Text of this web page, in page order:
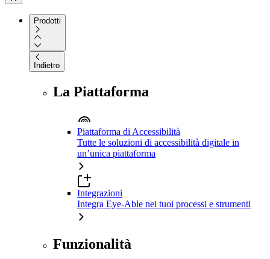
Prodotti
Indietro
La Piattaforma
Piattaforma di Accessibilità
Tutte le soluzioni di accessibilità digitale in
un’unica piattaforma
Integrazioni
Integra Eye-Able nei tuoi processi e strumenti
Funzionalità